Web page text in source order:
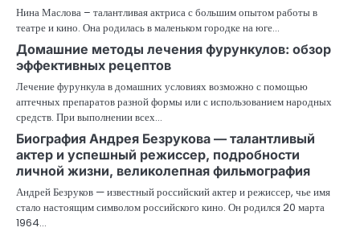
Нина Маслова – талантливая актриса с большим опытом работы в
театре и кино. Она родилась в маленьком городке на юге…
Домашние методы лечения фурункулов: обзор
эффективных рецептов
Лечение фурункула в домашних условиях возможно с помощью
аптечных препаратов разной формы или с использованием народных
средств. При выполнении всех…
Биография Андрея Безрукова — талантливый
актер и успешный режиссер, подробности
личной жизни, великолепная фильмография
Андрей Безруков — известный российский актер и режиссер, чье имя
стало настоящим символом российского кино. Он родился 20 марта
1964…